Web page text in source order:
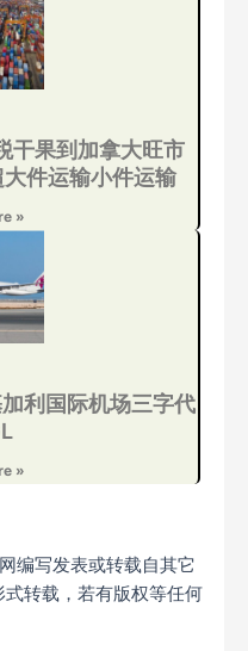
干果到加拿大旺市
件运输小件运输
»
利国际机场三字代
»
编写发表或转载自其它
转载，若有版权等任何